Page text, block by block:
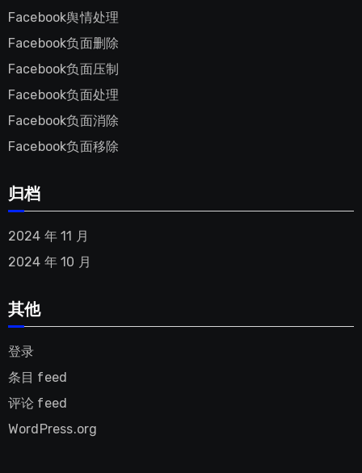
Facebook舆情处理
Facebook负面删除
Facebook负面压制
Facebook负面处理
Facebook负面消除
Facebook负面移除
归档
2024 年 11 月
2024 年 10 月
其他
登录
条目 feed
评论 feed
WordPress.org